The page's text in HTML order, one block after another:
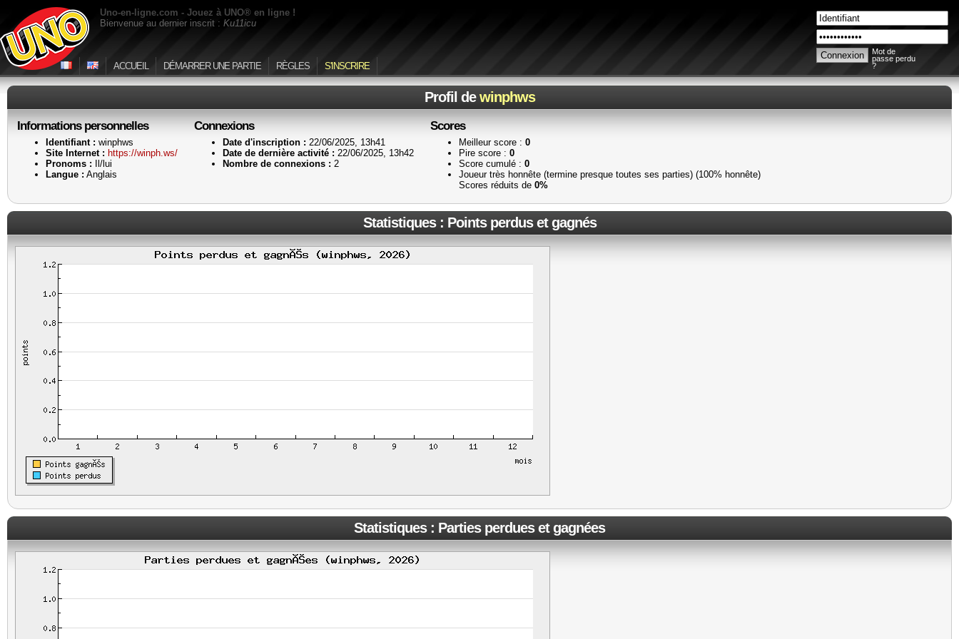
Uno-en-ligne.com - Jouez à UNO® en ligne !
Bienvenue au dernier inscrit : Ku11icu
Mot de
passe perdu
?
ACCUEIL DÉMARRER UNE PARTIE RÈGLES S'INSCRIRE
Profil dewinphws
Informations personnelles
Identifiant : winphws
Site Internet : https://winph.ws/
Pronoms : Il/lui
Langue : Anglais
Connexions
Date d'inscription : 22/06/2025, 13h41
Date de dernière activité : 22/06/2025, 13h42
Nombre de connexions : 2
Scores
Meilleur score : 0
Pire score : 0
Score cumulé : 0
Joueur très honnête (termine presque toutes ses parties) (100% honnête)
Scores réduits de 0%
Statistiques : Points perdus et gagnés
Statistiques : Parties perdues et gagnées